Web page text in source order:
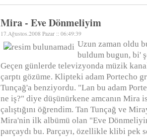
Mira - Eve Dönmeliyim
17.Ağustos.2008 Pazar :: 06:49:39
Uzun zaman oldu
buldum bugun, bi'
Geçen günlerde televizyonda müzik
çarptı gözüme. Klipteki adam Portecho
Tunçağ'a benziyordu. "Lan bu adam
ne iş?" diye düşünürkene amcanın Mira
çalıştığını öğrendim. Tan Tunçağ ve
Mira'nin ilk albümü olan "Eve
parçaydı bu. Parçayı, özellikle klibi pek